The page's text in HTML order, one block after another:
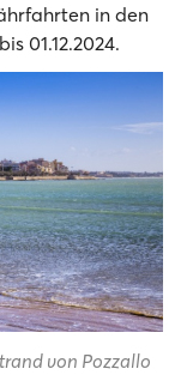
in den
01.12.2024.
von Pozzallo